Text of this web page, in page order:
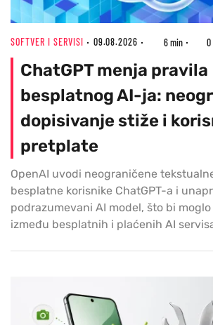
SOFTVER I SERVISI 09.08.2026 6 min 0
ChatGPT menja pravila
besplatnog AI-ja:
dopisivanje stiže i
pretplate
OpenAI uvodi neograničene
besplatne korisnike ChatGPT-a i
podrazumevani AI model, što bi
između besplatnih i plaćenih AI